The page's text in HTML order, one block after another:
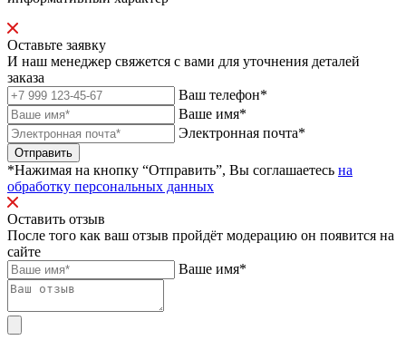
Оставьте заявку
И наш менеджер свяжется с вами для уточнения деталей
заказа
Ваш телефон*
Ваше имя*
Электронная почта*
Отправить
*Нажимая на кнопку “Отправить”, Вы соглашаетесь на
обработку персональных данных
Оставить отзыв
После того как ваш отзыв пройдёт модерацию он появится на
сайте
Ваше имя*